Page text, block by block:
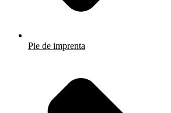
Pie de imprenta